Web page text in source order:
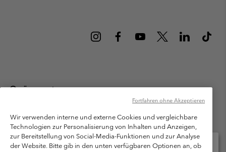
Österreich
Columbia Sportswear Austria GmbH. Moosfeldstraße 1, 5101
Bergheim, Salzburg Österreich. Alle Rechte vorbehalten.
Nutzungsbedingungen
Allgemeine Verkaufsbedingungen
Garantie
Datenschutzerklärung
Wir verwenden interne und externe Cookies und vergleichbare
Technologien zur Personalisierung von Inhalten und Anzeigen,
zur Bereitstellung von Social-Media-Funktionen und zur Analyse
der Website. Bitte gib in den unten verfügbaren Optionen an, ob
Fortfahren ohne Akzeptieren